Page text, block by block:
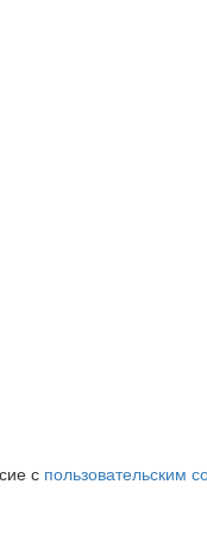
с пользовательским